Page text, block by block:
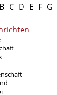
B C D E F G